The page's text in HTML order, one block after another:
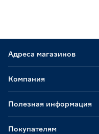
Адреса магазинов
Компания
Полезная информация
Покупателям